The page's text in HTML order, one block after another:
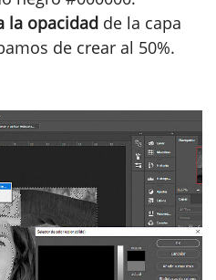
la opacidad de la capa
de crear al 50%.